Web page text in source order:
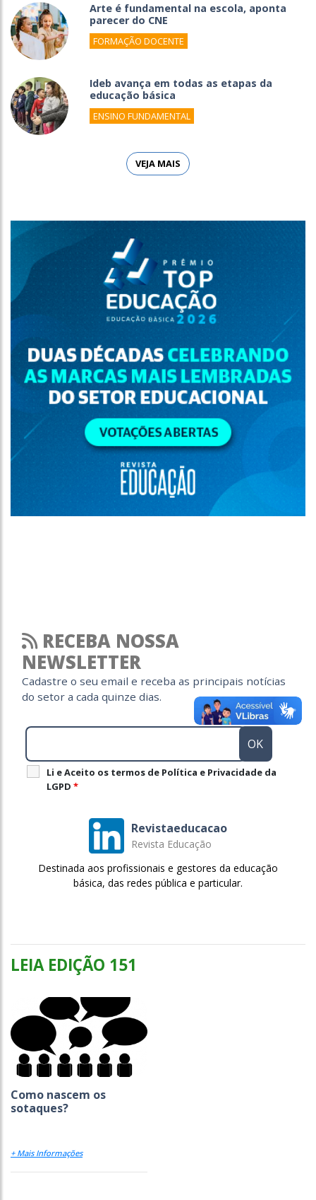
Arte é fundamental na escola, aponta
parecer do CNE
FORMAÇÃO DOCENTE
Ideb avança em todas as etapas da
educação básica
ENSINO FUNDAMENTAL
VEJA MAIS
RECEBA NOSSA
NEWSLETTER
Cadastre o seu email e receba as principais notícias
do setor a cada quinze dias.
Li e Aceito os termos de Política e Privacidade da
LGPD *
Revistaeducacao
Revista Educação
Destinada aos profissionais e gestores da educação
básica, das redes pública e particular.
LEIA EDIÇÃO 151
Como nascem os
sotaques?
+ Mais Informações